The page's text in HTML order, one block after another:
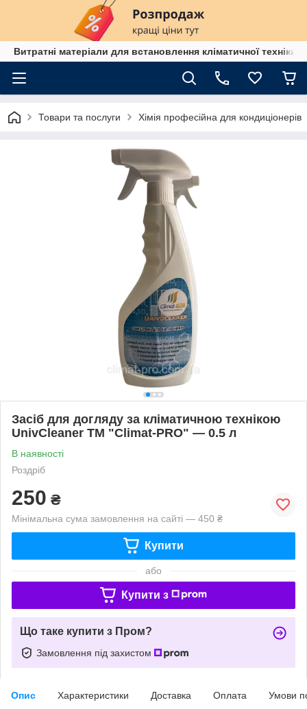
Витратні матеріали для встановлення кліматичної техніки
Товари та послуги Хімія професійна для кондиціонерів
Засіб для догляду за кліматичною технікою
UnivCleaner ТМ "Climat-PRO" — 0.5 л
В наявності
Роздріб
250 ₴
Мінімальна сума замовлення на сайті — 450 ₴
Купити
або
Купити з
Що таке купити з Пром?
Замовлення під захистом
Опис Характеристики Доставка Оплата Умови